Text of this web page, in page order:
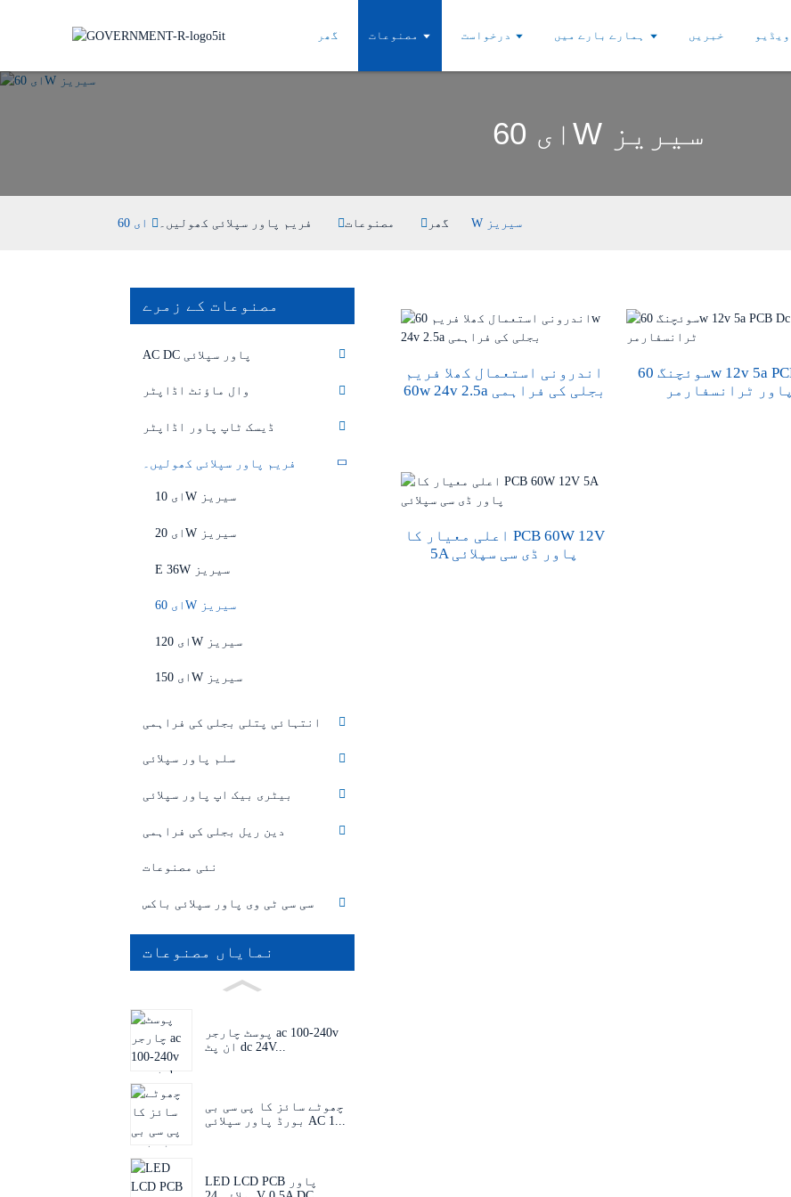
گھر مصنوعات درخواست ہمارے بارے میں خبریں ویڈیو
ای 60W سیریز
گھر مصنوعات فریم پاور سپلائی کھولیں۔ ای 60W سیریز
مصنوعات کے زمرے
AC DC پاور سپلائی
وال ماؤنٹ اڈاپٹر
ڈیسک ٹاپ پاور اڈاپٹر
فریم پاور سپلائی کھولیں۔
ای 10W سیریز
ای 20W سیریز
E 36W سیریز
ای 60W سیریز
ای 120W سیریز
ای 150W سیریز
انتہائی پتلی بجلی کی فراہمی
سلم پاور سپلائی
بیٹری بیک اپ پاور سپلائی
دین ریل بجلی کی فراہمی
نئی مصنوعات
سی سی ٹی وی پاور سپلائی باکس
نمایاں مصنوعات
پوسٹ چارجر ac 100-240v
ان پٹ dc 24V...
چھوٹے سائز کا پی سی بی
بورڈ پاور سپلائی AC 1...
LED LCD PCB پاور
اندرونی استعمال کھلا فریم
60w 24v 2.5a بجلی کی فراہمی
سوئچنگ 60w 12v 5a PCB Dc
پاور ٹرانسفارمر
اعلی معیار کا PCB 60W 12V
5A پاور ڈی سی سپلائی